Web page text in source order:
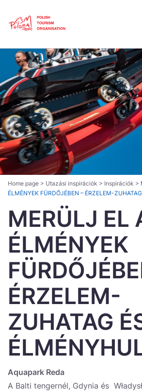
Polski English
Česká 中国
Dansk
Español
Italiano Magyar
Nederlands
Português Norsk
Україна
Zamknij
Home page > Utazási inspirációk > Inspirációk >
ÉLMÉNYEK FÜRDŐJÉBEN – ÉRZELEM-
MERÜLJ EL
ÉLMÉNYEK
ÉRZELEM-
ZUHATAG
Aquapark Reda
A Balti tengernél, Gdynia és